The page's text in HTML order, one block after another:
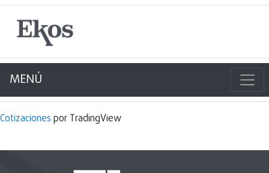
MENÚ
Cotizaciones por TradingView